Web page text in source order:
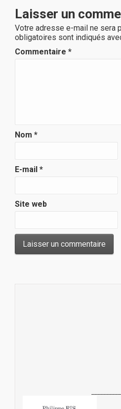
Laisser un
Votre adresse e-mail ne sera
obligatoires sont indiqués
Commentaire *
Nom *
E-mail *
Site web